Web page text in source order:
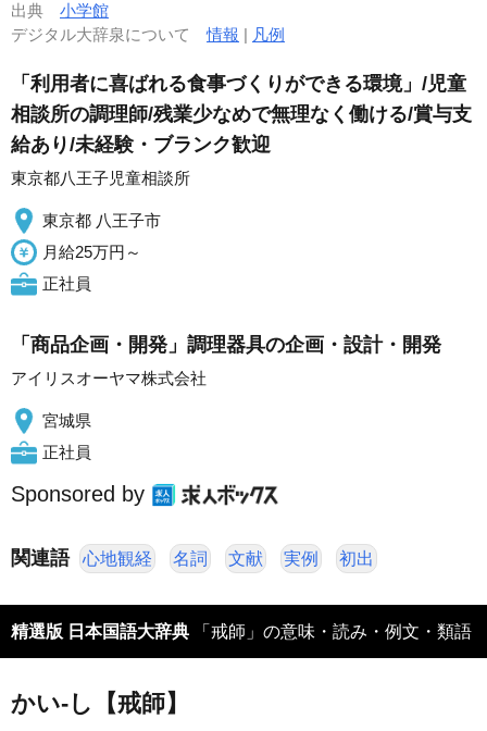
出典 小学館
デジタル大辞泉について情報 | 凡例
「利用者に喜ばれる食事づくりができる環境」/児童
相談所の調理師/残業少なめで無理なく働ける/賞与支
給あり/未経験・ブランク歓迎
東京都八王子児童相談所
東京都 八王子市
月給25万円～
正社員
「商品企画・開発」調理器具の企画・設計・開発
アイリスオーヤマ株式会社
宮城県
正社員
Sponsored by
関連語 心地観経 名詞 文献 実例 初出
精選版 日本国語大辞典 「戒師」の意味・読み・例文・類語
かい‐し【戒師】